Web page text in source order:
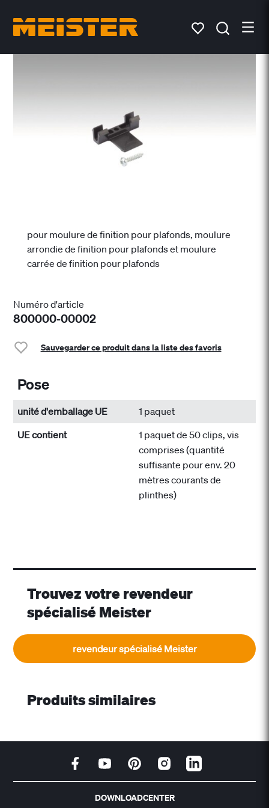
pour moulure de finition pour plafonds, moulure
arrondie de finition pour plafonds et moulure
carrée de finition pour plafonds
Numéro d'article
800000-00002
Sauvegarder ce produit dans la liste des favoris
Pose
unité d'emballage UE
1 paquet
UE contient
1 paquet de 50 clips, vis
comprises (quantité
suffisante pour env. 20
mètres courants de
plinthes)
Trouvez votre revendeur
spécialisé Meister
revendeur spécialisé Meister
Produits similaires
DOWNLOADCENTER